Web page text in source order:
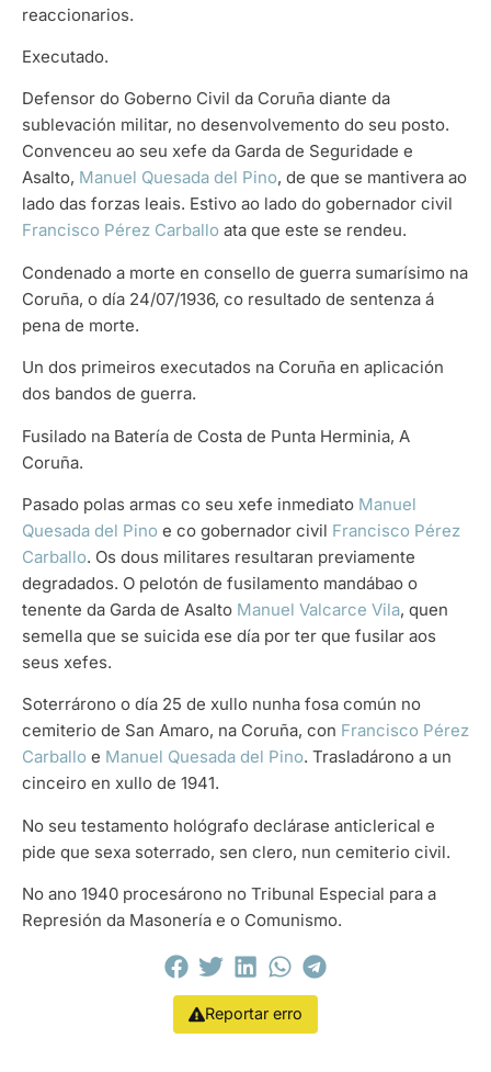
reaccionarios.
Executado.
Defensor do Goberno Civil da Coruña diante da
sublevación militar, no desenvolvemento do seu posto.
Convenceu ao seu xefe da Garda de Seguridade e
Asalto, Manuel Quesada del Pino, de que se mantivera ao
lado das forzas leais. Estivo ao lado do gobernador civil
Francisco Pérez Carballo ata que este se rendeu.
Condenado a morte en consello de guerra sumarísimo na
Coruña, o día 24/07/1936, co resultado de sentenza á
pena de morte.
Un dos primeiros executados na Coruña en aplicación
dos bandos de guerra.
Fusilado na Batería de Costa de Punta Herminia, A
Coruña.
Pasado polas armas co seu xefe inmediato Manuel
Quesada del Pino e co gobernador civil Francisco Pérez
Carballo. Os dous militares resultaran previamente
degradados. O pelotón de fusilamento mandábao o
tenente da Garda de Asalto Manuel Valcarce Vila, quen
semella que se suicida ese día por ter que fusilar aos
seus xefes.
Soterrárono o día 25 de xullo nunha fosa común no
cemiterio de San Amaro, na Coruña, con Francisco Pérez
Carballo e Manuel Quesada del Pino. Trasladárono a un
cinceiro en xullo de 1941.
No seu testamento hológrafo declárase anticlerical e
pide que sexa soterrado, sen clero, nun cemiterio civil.
No ano 1940 procesárono no Tribunal Especial para a
Represión da Masonería e o Comunismo.
Reportar erro